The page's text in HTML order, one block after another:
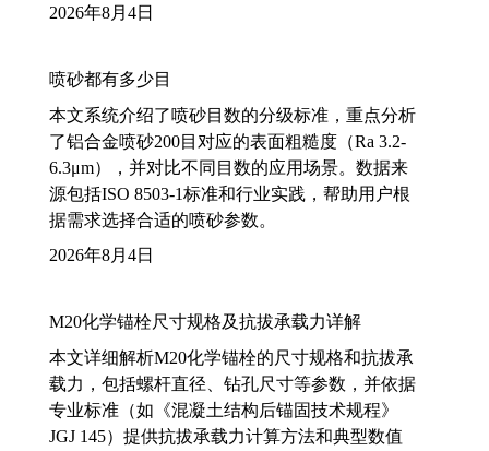
2026年8月4日
喷砂都有多少目
本文系统介绍了喷砂目数的分级标准，重点分析
了铝合金喷砂200目对应的表面粗糙度（Ra 3.2-
6.3μm），并对比不同目数的应用场景。数据来
源包括ISO 8503-1标准和行业实践，帮助用户根
据需求选择合适的喷砂参数。
2026年8月4日
M20化学锚栓尺寸规格及抗拔承载力详解
本文详细解析M20化学锚栓的尺寸规格和抗拔承
载力，包括螺杆直径、钻孔尺寸等参数，并依据
专业标准（如《混凝土结构后锚固技术规程》
JGJ 145）提供抗拔承载力计算方法和典型数值